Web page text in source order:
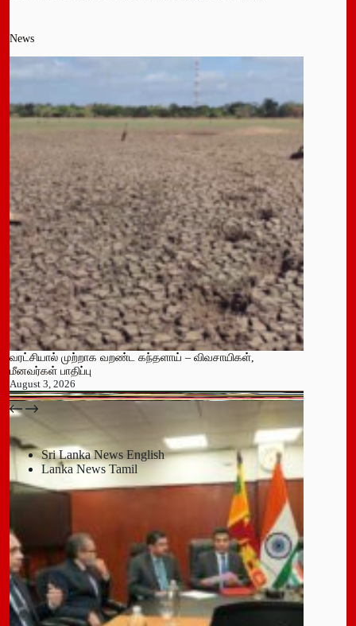
News
வரட்சியால் முற்றாக வறண்ட கந்தளாய் – விவசாயிகள்,
மீனவர்கள் பாதிப்பு
August 3, 2026
பதுளை மாநகர சபையின் NPP உறுப்பினர் திடீர் ராஜினாமா!
July 14, 2026
Sri Lanka News English
Lanka News Tamil
Leave a Reply
You must be
logged into post a comment.